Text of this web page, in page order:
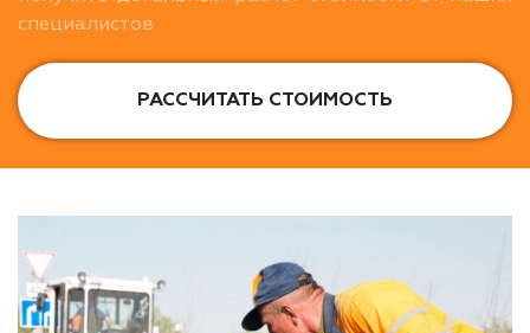
специалистов
РАССЧИТАТЬ СТОИМОСТЬ